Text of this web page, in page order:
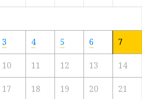
3 4 5 6 7
10 11 12 13 14
17 18 19 20 21